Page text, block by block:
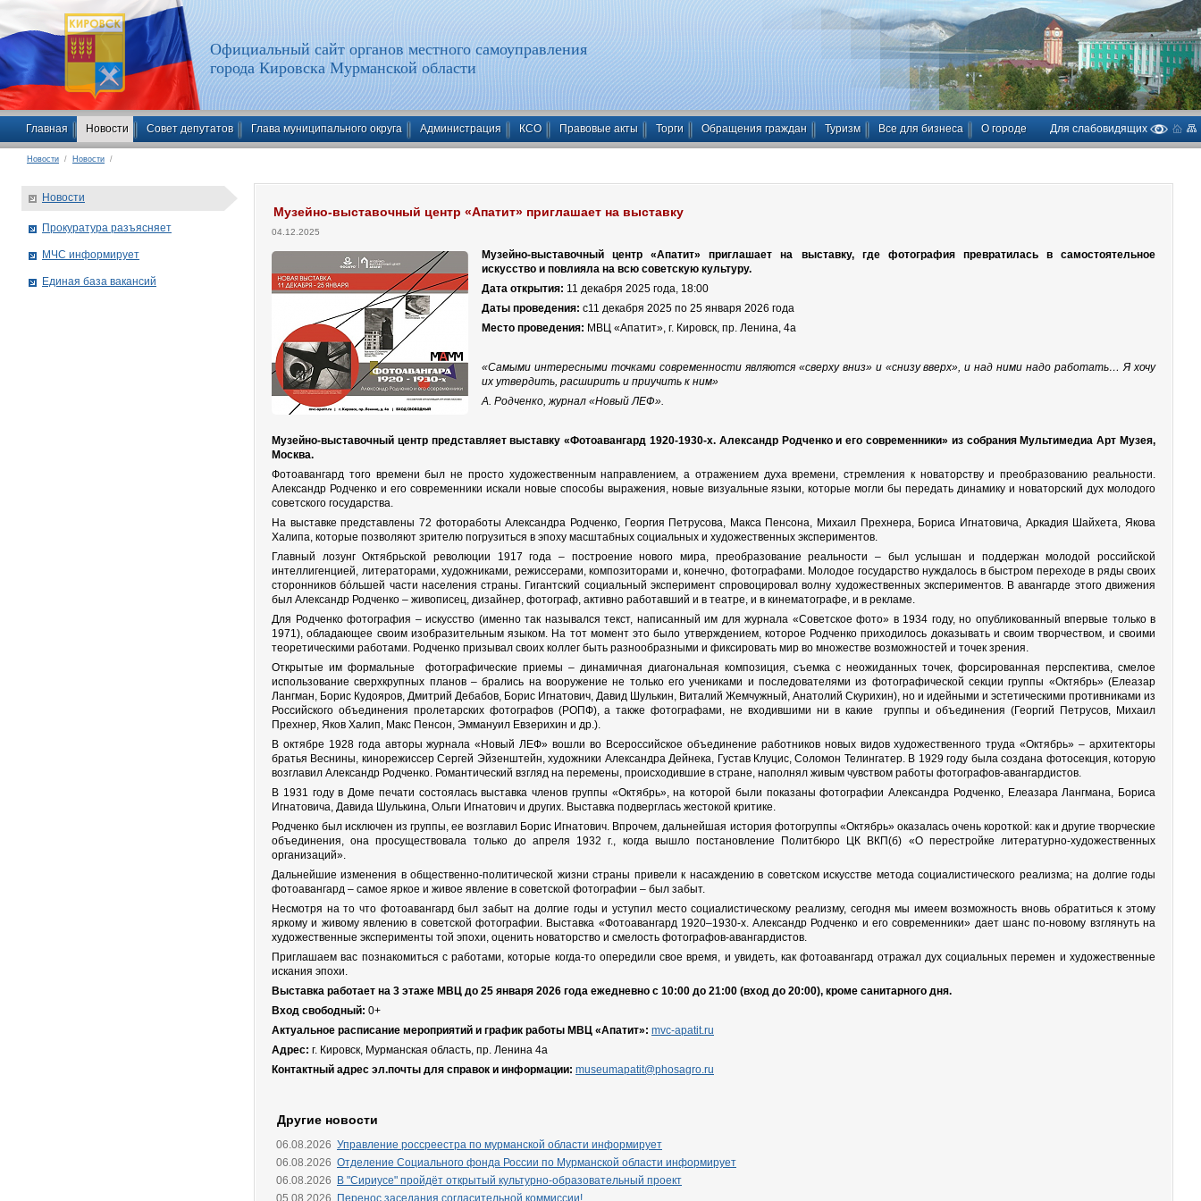
Официальный сайт органов местного самоуправления
города Кировска Мурманской области
Главная Новости Совет депутатов Глава муниципального округа Администрация КСО Правовые акты Торги Обращения граждан Туризм Все для бизнеса О городе Для слабовидящих
Новости / Новости /
Музейно-выставочный центр «Апатит» приглашает на выставку
04.12.2025
Музейно-выставочный центр «Апатит»приглашает на выставку, где фотография превратилась в самостоятельное
искусство и повлияла на всю советскую культуру.
Дата открытия: 11 декабря 2025 года, 18:00
Даты проведения: с11 декабря 2025 по 25 января 2026 года
Место проведения: МВЦ «Апатит», г. Кировск, пр. Ленина, 4а
«Самыми интересными точками современности являются «сверху вниз» и «снизу вверх», и над ними надо работать… Я хочу
их утвердить, расширить и приучить к ним»
А. Родченко, журнал «Новый ЛЕФ».
Музейно-выставочный центр представляет выставку «Фотоавангард 1920-1930-х. Александр Родченко и его современники» из собрания Мультимедиа Арт Музея,
Москва.
Фотоавангард того времени был не просто художественным направлением, а отражением духа времени, стремления к новаторству и преобразованию реальности.
Александр Родченко и его современники искали новые способы выражения, новые визуальные языки, которые могли бы передать динамику и новаторский дух молодого
советского государства.
На выставке представлены 72 фотоработы Александра Родченко, Георгия Петрусова, Макса Пенсона, Михаил Прехнера, Бориса Игнатовича, Аркадия Шайхета, Якова
Халипа, которые позволяют зрителю погрузиться в эпоху масштабных социальных и художественных экспериментов.
Главный лозунг Октябрьской революции 1917 года – построение нового мира, преобразование реальности – был услышан и поддержан молодой российской
интеллигенцией, литераторами, художниками, режиссерами, композиторами и, конечно, фотографами. Молодое государство нуждалось в быстром переходе в ряды своих
сторонников бóльшей части населения страны. Гигантский социальный эксперимент спровоцировал волну художественных экспериментов. В авангарде этого движения
был Александр Родченко – живописец, дизайнер, фотограф, активно работавший и в театре, и в кинематографе, и в рекламе.
Для Родченко фотография – искусство (именно так назывался текст, написанный им для журнала «Советское фото» в 1934 году, но опубликованный впервые только в
1971), обладающее своим изобразительным языком. На тот момент это было утверждением, которое Родченко приходилось доказывать и своим творчеством, и своими
теоретическими работами. Родченко призывал своих коллег быть разнообразными и фиксировать мир во множестве возможностей и точек зрения.
Открытые им формальные фотографические приемы – динамичная диагональная композиция, съемка с неожиданных точек, форсированная перспектива, смелое
использование сверхкрупных планов – брались на вооружение не только его учениками и последователями из фотографической секции группы «Октябрь» (Елеазар
Лангман, Борис Кудояров, Дмитрий Дебабов, Борис Игнатович, Давид Шулькин, Виталий Жемчужный, Анатолий Скурихин), но и идейными и эстетическими противниками из
Российского объединения пролетарских фотографов (РОПФ), а также фотографами, не входившими ни в какие группы и объединения (Георгий Петрусов, Михаил
Прехнер, Яков Халип, Макс Пенсон, Эммануил Евзерихин и др.).
В октябре 1928 года авторы журнала «Новый ЛЕФ» вошли во Всероссийское объединение работников новых видов художественного труда «Октябрь» – архитекторы
братья Веснины, кинорежиссер Сергей Эйзенштейн, художники Александра Дейнека, Густав Клуцис, Соломон Телингатер. В 1929 году была создана фотосекция, которую
возглавил Александр Родченко. Романтический взгляд на перемены, происходившие в стране, наполнял живым чувством работы фотографов-авангардистов.
В 1931 году в Доме печати состоялась выставка членов группы «Октябрь», на которой были показаны фотографии Александра Родченко, Елеазара Лангмана, Бориса
Игнатовича, Давида Шулькина, Ольги Игнатович и других. Выставка подверглась жестокой критике.
Родченко был исключен из группы, ее возглавил Борис Игнатович. Впрочем, дальнейшая история фотогруппы «Октябрь» оказалась очень короткой: как и другие творческие
объединения, она просуществовала только до апреля 1932 г., когда вышло постановление Политбюро ЦК ВКП(б) «О перестройке литературно‑художественных
организаций».
Дальнейшие изменения в общественно-политической жизни страны привели к насаждению в советском искусстве метода социалистического реализма; на долгие годы
фотоавангард – самое яркое и живое явление в советской фотографии – был забыт.
Несмотря на то что фотоавангард был забыт на долгие годы и уступил место социалистическому реализму, сегодня мы имеем возможность вновь обратиться к этому
яркому и живому явлению в советской фотографии. Выставка «Фотоавангард 1920–1930-х. Александр Родченко и его современники» дает шанс по-новому взглянуть на
художественные эксперименты той эпохи, оценить новаторство и смелость фотографов-авангардистов.
Приглашаем вас познакомиться с работами, которые когда-то опередили свое время, и увидеть, как фотоавангард отражал дух социальных перемен и художественные
искания эпохи.
Выставка работает на 3 этаже МВЦ до 25 января 2026 года ежедневно с 10:00 до 21:00 (вход до 20:00), кроме санитарного дня.
Вход свободный: 0+
Актуальное расписание мероприятий и график работы МВЦ «Апатит»: mvc-apatit.ru
Адрес: г. Кировск, Мурманская область, пр. Ленина 4а
Контактный адрес эл.почты для справок и информации: museumapatit@phosagro.ru
Другие новости
06.08.2026 Управление россреестра по мурманской области информирует
06.08.2026 Отделение Социального фонда России по Мурманской области информирует
06.08.2026
В "Сириусе" пройдёт открытый культурно-образовательный проект
05.08.2026
Перенос заседания согласительной коммиссии!
Новости
Прокуратура разъясняет
МЧС информирует
Единая база вакансий